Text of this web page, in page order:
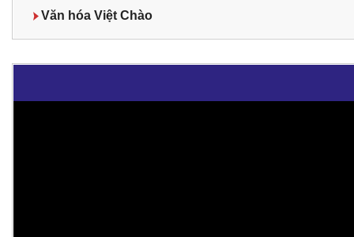
Văn hóa Việt Chào